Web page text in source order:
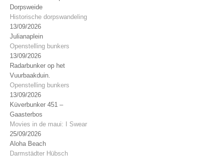
Dorpsweide
Historische dorpswandeling
13/09/2026
Julianaplein
Openstelling bunkers
13/09/2026
Radarbunker op het
Vuurbaakduin.
Openstelling bunkers
13/09/2026
Küverbunker 451 –
Gaasterbos
Movies in de maui: I Swear
25/09/2026
Aloha Beach
Darmstädter Hübsch